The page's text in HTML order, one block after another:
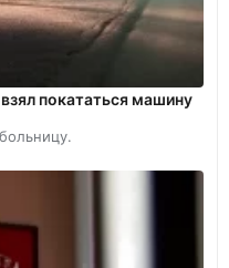
покататься машину